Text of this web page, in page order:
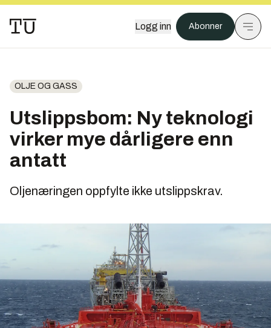
Logg inn Abonner
OLJE OG GASS
Utslippsbom: Ny teknologi
virker mye dårligere enn
antatt
Oljenæringen oppfylte ikke utslippskrav.